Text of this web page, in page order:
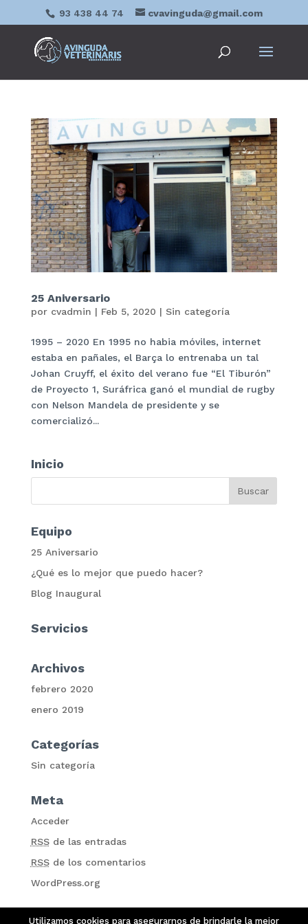
93 438 44 74 cvavinguda@gmail.com
25 Aniversario
por cvadmin | Feb 5, 2020 | Sin categoría
1995 – 2020 En 1995 no habia móviles, internet
estaba en pañales, el Barça lo entrenaba un tal
Johan Cruyff, el éxito del verano fue “El Tiburón”
de Proyecto 1, Suráfrica ganó el mundial de rugby
con Nelson Mandela de presidente y se
comercializó...
Inicio
Equipo
25 Aniversario
¿Qué es lo mejor que puedo hacer?
Blog Inaugural
Servicios
Archivos
febrero 2020
enero 2019
Categorías
Sin categoría
Meta
Acceder
RSSde las entradas
RSSde los comentarios
WordPress.org
Utilizamos cookies para asegurarnos de brindarle la mejor